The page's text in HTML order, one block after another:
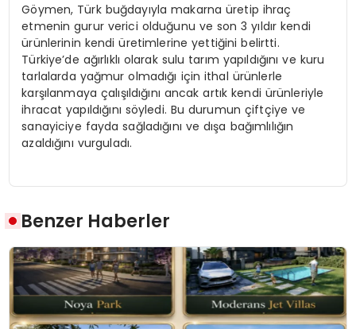
Göymen, Türk buğdayıyla makarna üretip ihraç
etmenin gurur verici olduğunu ve son 3 yıldır kendi
ürünlerinin kendi üretimlerine yettiğini belirtti.
Türkiye’de ağırlıklı olarak sulu tarım yapıldığını ve kuru
tarlalarda yağmur olmadığı için ithal ürünlerle
karşılanmaya çalışıldığını ancak artık kendi ürünleriyle
ihracat yapıldığını söyledi. Bu durumun çiftçiye ve
sanayiciye fayda sağladığını ve dışa bağımlılığın
azaldığını vurguladı.
Benzer Haberler